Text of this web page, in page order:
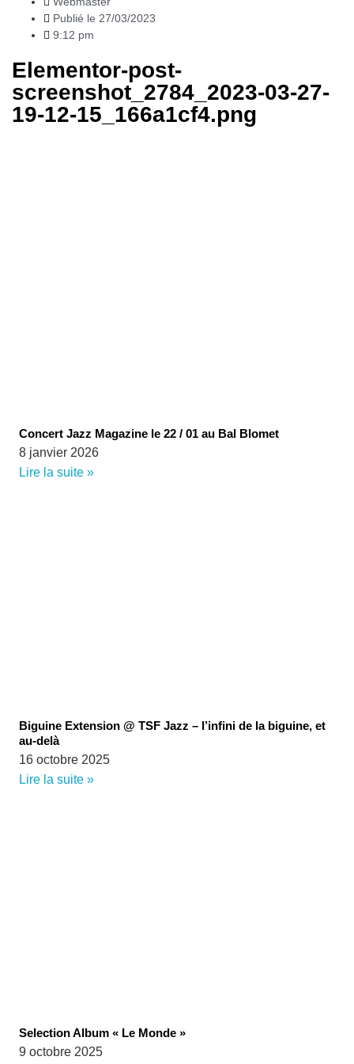
Publié le 27/03/2023
9:12 pm
Elementor-post-
screenshot_2784_2023-03-27-
19-12-15_166a1cf4.png
Concert Jazz Magazine le 22 / 01 au Bal Blomet
8 janvier 2026
Lire la suite »
Biguine Extension @ TSF Jazz – l’infini de la biguine, et
au-delà
16 octobre 2025
Lire la suite »
Selection Album « Le Monde »
9 octobre 2025